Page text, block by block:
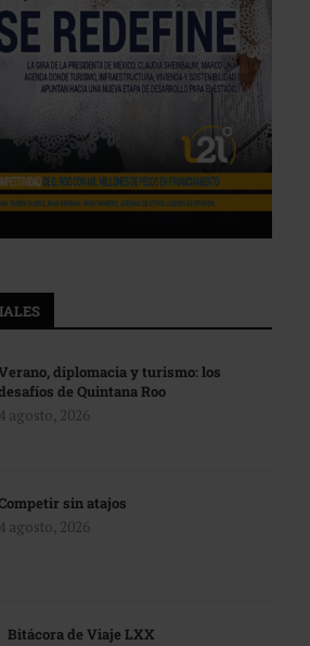
diplomacia y turismo: los
de Quintana Roo
4 agosto, 2026
sin atajos
4 agosto, 2026
Bitácora de Viaje LXX